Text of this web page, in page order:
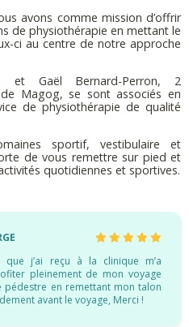
avons comme mission d’offrir
de physiothérapie en mettant le
ci au centre de notre approche
et Gaël Bernard-Perron, 2
Magog, se sont associés en
de physiothérapie de qualité
sportif, vestibulaire et
de vous remettre sur pied et
quotidiennes et sportives.
que j’ai reçu à la clinique m’a
pleinement de mon voyage
pédestre en remettant mon talon
avant le voyage, Merci !